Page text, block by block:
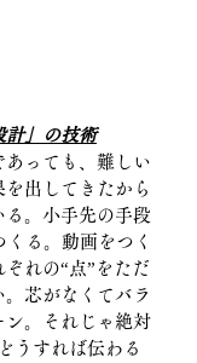
計」の技術
っても、難しい
出してきたから
る。小手先の手段
る。動画をつく
れの“点”をただ
芯がなくてバラ
ン。それじゃ絶対
うすれば伝わる